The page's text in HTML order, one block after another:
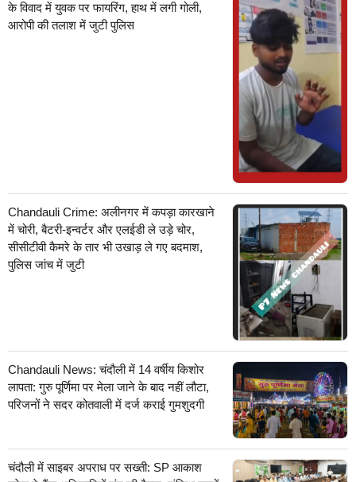
के विवाद में युवक पर फायरिंग, हाथ में लगी गोली,
आरोपी की तलाश में जुटी पुलिस
Chandauli Crime: अलीनगर में कपड़ा कारखाने
में चोरी, बैटरी-इन्वर्टर और एलईडी ले उड़े चोर,
सीसीटीवी कैमरे के तार भी उखाड़ ले गए बदमाश,
पुलिस जांच में जुटी
Chandauli News: चंदौली में 14 वर्षीय किशोर
लापता: गुरु पूर्णिमा पर मेला जाने के बाद नहीं लौटा,
परिजनों ने सदर कोतवाली में दर्ज कराई गुमशुदगी
चंदौली में साइबर अपराध पर सख्ती: SP आकाश